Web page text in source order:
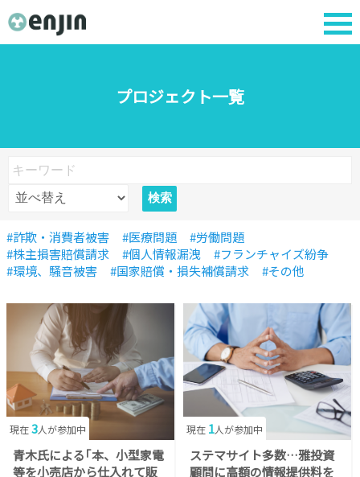
プロジェクト一覧
#詐欺・消費者被害 #医療問題
#労働問題
#株主損害賠償請求
#個人情報漏洩
#フランチャイズ紛争
#環境、騒音被害
#国家賠償・損失補償請求 #その他
現在3人が参加中
青木氏による｢本、小型家電
等を小売店から仕入れて販
現在 1人が参加中
ステマサイト多数…雅投資
顧問に高額の情報提供料を